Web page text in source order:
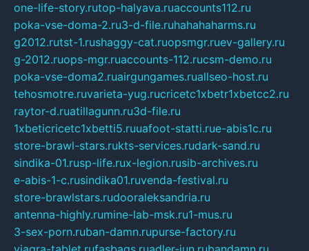
one-life-story.rutop-halyava.ruaccounts112.ru
poka-vse-doma-2.ru3-d-file.ruhahahaharms.ru
g2012.rutst-1.rushaggy-cat.ruopsmgr.ruev-gallery.ru
g-2012.ruops-mgr.ruaccounts-112.rucsm-demo.ru
poka-vse-doma2.ruairgungames.ruallseo-host.ru
tehosmotre.ruvarieta-yug.rucricetc1xbetr1xbetcc2.ru
raytor-d.ruatillagunn.ru3d-file.ru
1xbeticricetc1xbetti5.ruuafoot-statti.rue-abis1c.ru
store-brawl-stars.rukts-services.rudark-sand.ru
sindika-01.rusp-life.rux-legion.rusib-archives.ru
e-abis-1-c.rusindika01.ruvenda-festival.ru
store-brawlstars.rudooraleksandria.ru
antenna-highly.rumine-lab-msk.ru1-mus.ru
3-sex-porn.ruban-damn.rupurse-factory.ru